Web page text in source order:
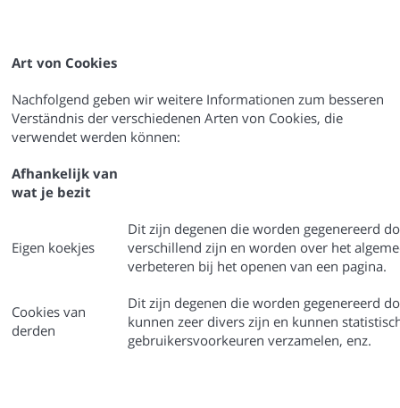
Art von Cookies
Nachfolgend geben wir weitere Informationen zum besseren
Verständnis der verschiedenen Arten von Cookies, die
verwendet werden können:
Afhankelijk van
wat je bezit
Eigen koekjes
Dit zijn degenen die worden gegenereerd
verschillend zijn en worden over het
verbeteren bij het openen van een pagina.
Cookies van
derden
Dit zijn degenen die worden gegenereerd
kunnen zeer divers zijn en kunnen
gebruikersvoorkeuren verzamelen, enz.